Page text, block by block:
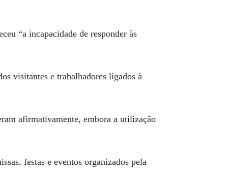
“a incapacidade de responder às
visitantes e trabalhadores ligados à
afirmativamente, embora a utilização
festas e eventos organizados pela